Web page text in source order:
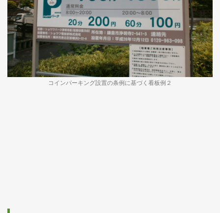
コインパーキング設置の条例に基づく看板例２